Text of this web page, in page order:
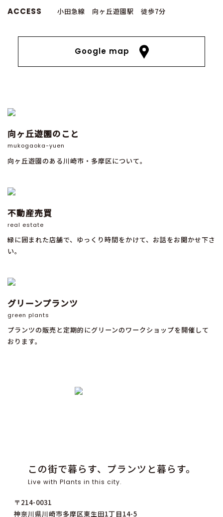
ACCESS 小田急線 向ヶ丘遊園駅 徒歩7分
Google map
向ヶ丘遊園のこと
mukogaoka-yuen
向ヶ丘遊園のある川崎市・多摩区について。
不動産売買
real estate
緑に囲まれた店舗で、ゆっくり時間をかけて、お話をお聞かせ下さ
い。
グリーンプランツ
green plants
プランツの販売と定期的にグリーンのワークショップを開催して
おります。
この街で暮らす、プランツと暮らす。
Live with Plants in this city.
〒214-0031
神奈川県川崎市多摩区東生田1丁目14-5